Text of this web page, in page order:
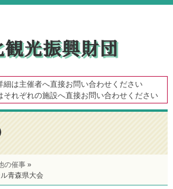
細は主催者へ直接お問い合わせください
それぞれの施設へ直接お問い合わせください
の催事»
青森県大会